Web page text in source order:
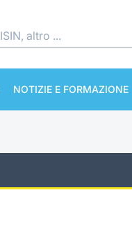
NOTIZIE E FORMAZIONE